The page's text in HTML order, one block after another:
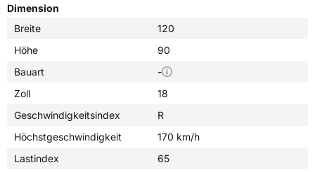
Dimension
Breite
120
Höhe
90
Bauart
-
Zoll
18
Geschwindigkeitsindex
R
Höchstgeschwindigkeit
170 km/h
Lastindex
65